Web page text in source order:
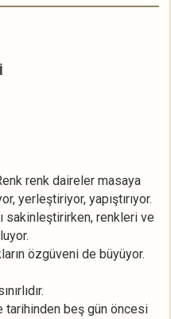
renk daireler masaya
yerleştiriyor, yapıştırıyor.
sakinleştirirken, renkleri ve
özgüveni de büyüyor.
tarihinden beş gün öncesi